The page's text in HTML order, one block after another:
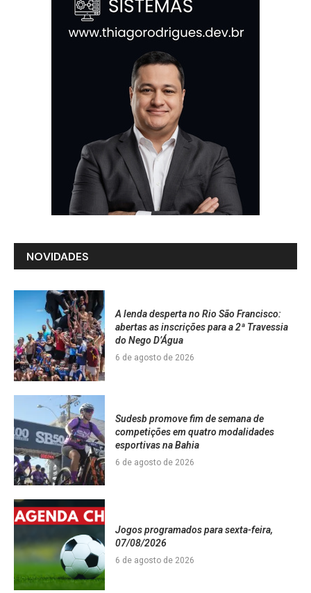
NOVIDADES
A lenda desperta no Rio São Francisco:
abertas as inscrições para a 2ª Travessia
do Nego D’Água
6 de agosto de 2026
Sudesb promove fim de semana de
competições em quatro modalidades
esportivas na Bahia
6 de agosto de 2026
Jogos programados para sexta-feira,
07/08/2026
6 de agosto de 2026